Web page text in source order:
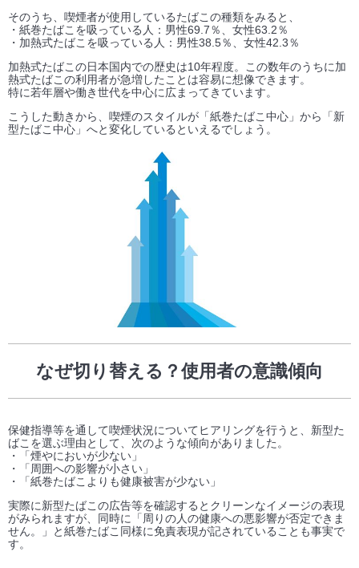
そのうち、喫煙者が使用しているたばこの種類をみると、
・紙巻たばこを吸っている人：男性69.7％、女性63.2％
・加熱式たばこを吸っている人：男性38.5％、女性42.3％
加熱式たばこの日本国内での歴史は10年程度。この数年のうちに加
熱式たばこの利用者が急増したことは容易に想像できます。
特に若年層や働き世代を中心に広まってきています。
こうした動きから、喫煙のスタイルが「紙巻たばこ中心」から「新
型たばこ中心」へと変化しているといえるでしょう。
なぜ切り替える？使用者の意識傾向
保健指導等を通して喫煙状況についてヒアリングを行うと、新型た
ばこを選ぶ理由として、次のような傾向がありました。
・「煙やにおいが少ない」
・「周囲への影響が小さい」
・「紙巻たばこよりも健康被害が少ない」
実際に新型たばこの広告等を確認するとクリーンなイメージの表現
がみられますが、同時に「周りの人の健康への悪影響が否定できま
せん。」と紙巻たばこ同様に免責表現が記されていることも事実で
す。